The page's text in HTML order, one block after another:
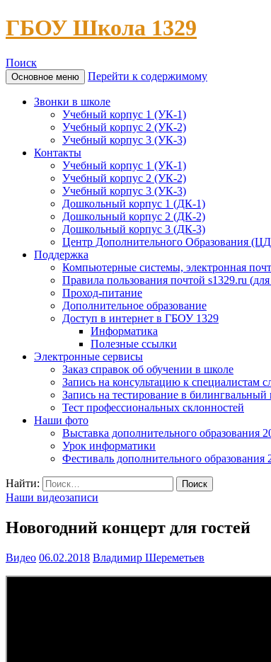
ГБОУ Школа 1329
Поиск
Основное меню Перейти к содержимому
Звонки в школе
Учебный корпус 1 (УК-1)
Учебный корпус 2 (УК-2)
Учебный корпус 3 (УК-3)
Контакты
Учебный корпус 1 (УК-1)
Учебный корпус 2 (УК-2)
Учебный корпус 3 (УК-3)
Дошкольный корпус 1 (ДК-1)
Дошкольный корпус 2 (ДК-2)
Дошкольный корпус 3 (ДК-3)
Центр Дополнительного Образования
Поддержка
Компьютерные системы, электронная
Правила пользования почтой s1329.ru
Проход-питание
Дополнительное образование
Доступ в интернет в ГБОУ 1329
Информатика
Полезные ссылки
Электронные сервисы
Заказ справок об обучении в школе
Запись на консультацию к специалистам
Запись на тестирование в билингвальный
Тест профессиональных склонностей
Наши фото
Выставка дополнительного образования
Урок информатики
Фестиваль дополнительного образования
Найти:
Наши видеозаписи
Новогодний концерт для гостей
Видео 06.02.2018 Владимир Шереметьев